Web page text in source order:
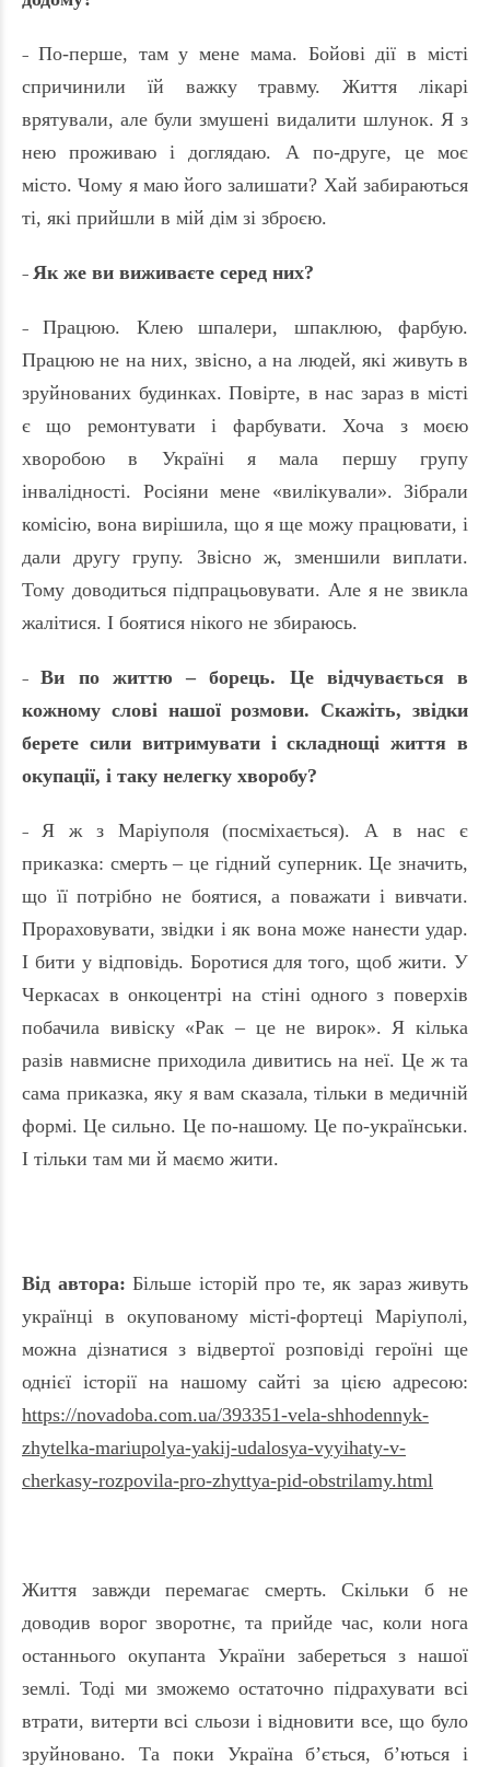
– По-перше, там у мене мама. Бойові дії в місті
спричинили їй важку травму. Життя лікарі
врятували, але були змушені видалити шлунок. Я з
нею проживаю і доглядаю. А по-друге, це моє
місто. Чому я маю його залишати? Хай забираються
ті, які прийшли в мій дім зі зброєю.
– Як же ви виживаєте серед них?
–Працюю. Клею шпалери, шпаклюю, фарбую.
Працюю не на них, звісно, а на людей, які живуть в
зруйнованих будинках. Повірте, в нас зараз в місті
є що ремонтувати і фарбувати. Хоча з моєю
хворобою в Україні я мала першу групу
інвалідності. Росіяни мене «вилікували». Зібрали
комісію, вона вирішила, що я ще можу працювати, і
дали другу групу. Звісно ж, зменшили виплати.
Тому доводиться підпрацьовувати. Але я не звикла
жалітися. І боятися нікого не збираюсь.
–Ви по життю – борець. Це відчувається в
кожному слові нашої розмови. Скажіть, звідки
берете сили витримувати і складнощі життя в
окупації, і таку нелегку хворобу?
– Я ж з Маріуполя (посміхається). А в нас є
приказка: смерть – це гідний суперник. Це значить,
що її потрібно не боятися, а поважати і вивчати.
Прораховувати, звідки і як вона може нанести удар.
І бити у відповідь. Боротися для того, щоб жити. У
Черкасах в онкоцентрі на стіні одного з поверхів
побачила вивіску «Рак – це не вирок». Я кілька
разів навмисне приходила дивитись на неї. Це ж та
сама приказка, яку я вам сказала, тільки в медичній
формі. Це сильно. Це по-нашому. Це по-українськи.
І тільки там ми й маємо жити.
Від автора: Більше історій про те, як зараз живуть
українці в окупованому місті-фортеці Маріуполі,
можна дізнатися з відвертої розповіді героїні ще
однієї історії на нашому сайті за цією адресою:
https://novadoba.com.ua/393351-vela-shhodennyk-
zhytelka-mariupolya-yakij-udalosya-vyyihaty-v-
cherkasy-rozpovila-pro-zhyttya-pid-obstrilamy.html
Життя завжди перемагає смерть. Скільки б не
доводив ворог зворотнє, та прийде час, коли нога
останнього окупанта України забереться з нашої
землі. Тоді ми зможемо остаточно підрахувати всі
втрати, витерти всі сльози і відновити все, що було
зруйновано. Та поки Україна б’ється, б’ються і